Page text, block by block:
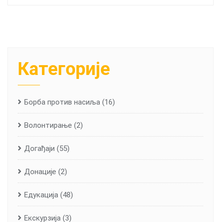
Категорије
Борба против насиља (16)
Волонтирање (2)
Догађаји (55)
Донације (2)
Едукација (48)
Екскурзија (3)